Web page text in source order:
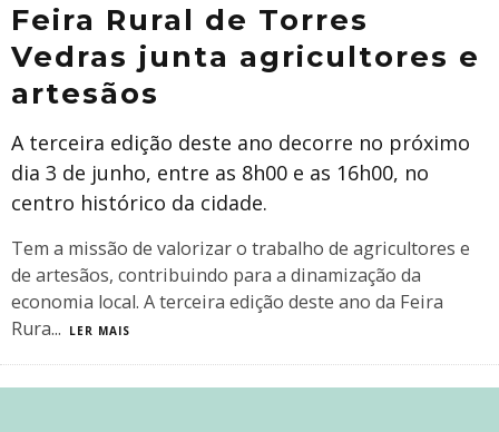
Feira Rural de Torres
Vedras junta agricultores e
artesãos
A terceira edição deste ano decorre no próximo
dia 3 de junho, entre as 8h00 e as 16h00, no
centro histórico da cidade.
Tem a missão de valorizar o trabalho de agricultores e
de artesãos, contribuindo para a dinamização da
economia local. A terceira edição deste ano da Feira
Rura... LER MAIS